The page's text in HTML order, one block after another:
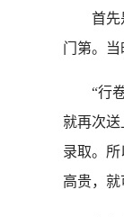
首先是
门第。当
“行卷”
就再次送
录取。
高贵，就